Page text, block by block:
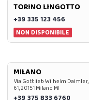
TORINO LINGOTTO
+39 335 123 456
NON DISPONIBILE
MILANO
Via Gottlieb Wilhelm Daimler,
61, 20151 Milano MI